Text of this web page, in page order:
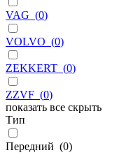
VAG (0)
VOLVO (0)
ZEKKERT (0)
ZZVF (0)
показать все скрыть
Тип
Передний (0)